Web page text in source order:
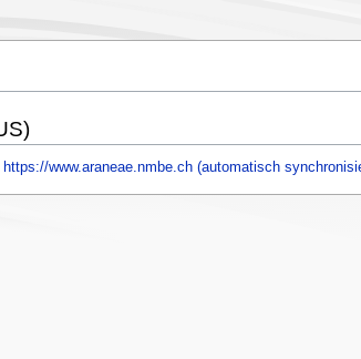
www.araneae.nmbe.ch (automatisch